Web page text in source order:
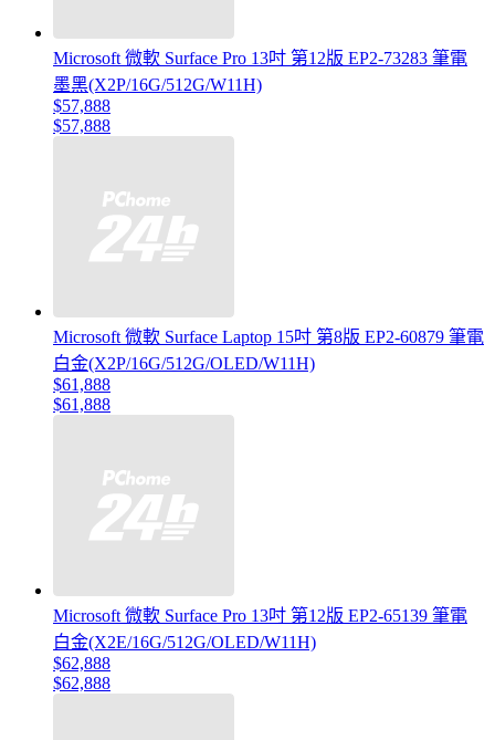
Microsoft 微軟 Surface Pro 13吋 第12版 EP2-73283 筆電
墨黑(X2P/16G/512G/W11H)
$57,888
$57,888
Microsoft 微軟 Surface Laptop 15吋 第8版 EP2-60879 筆電
白金(X2P/16G/512G/OLED/W11H)
$61,888
$61,888
Microsoft 微軟 Surface Pro 13吋 第12版 EP2-65139 筆電
白金(X2E/16G/512G/OLED/W11H)
$62,888
$62,888